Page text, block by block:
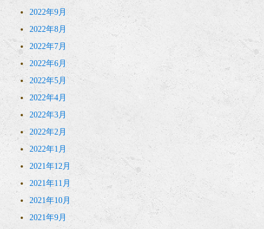
2022年9月
2022年8月
2022年7月
2022年6月
2022年5月
2022年4月
2022年3月
2022年2月
2022年1月
2021年12月
2021年11月
2021年10月
2021年9月